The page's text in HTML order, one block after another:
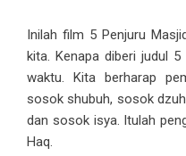
Inilah film 5 Penjuru
kita. Kenapa diberi judul
waktu. Kita berharap
sosok shubuh, sosok
dan sosok isya. Itulah
Haq.